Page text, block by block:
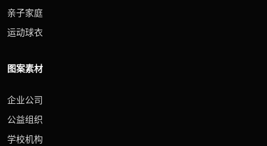
亲子家庭
运动球衣
图案素材
企业公司
公益组织
学校机构